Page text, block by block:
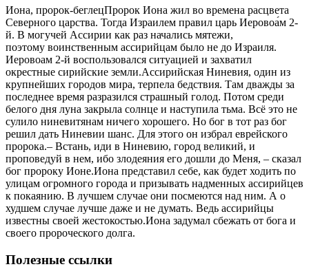
Иона, пророк-беглецПророк Иона жил во времена расцвета
Северного царства. Тогда Израилем правил царь Иеровоа́м 2-
й. В могучей Ассирии как раз начались мятежи,
поэтому воинственным ассирийцам было не до Израиля.
Иеровоам 2-й воспользовался ситуацией и захватил
окрестные сирийские земли.Ассирийская Ниневия, один из
крупнейших городов мира, терпела бедствия. Там дважды за
последнее время разразился страшный голод. Потом среди
белого дня луна закрыла солнце и наступила тьма. Всё это не
сулило ниневитянам ничего хорошего. Но бог в тот раз бог
решил дать Ниневии шанс. Для этого он избрал еврейского
пророка.– Встань, иди в Ниневию, город великий, и
проповедуй в нем, ибо злодеяния его дошли до Меня, – сказал
бог пророку Ионе.Иона представил себе, как будет ходить по
улицам огромного города и призывать надменных ассирийцев
к покаянию. В лучшем случае они посмеются над ним. А о
худшем случае лучше даже и не думать. Ведь ассирийцы
известны своей жестокостью.Иона задумал сбежать от бога и
своего пророческого долга.
Полезные ссылки